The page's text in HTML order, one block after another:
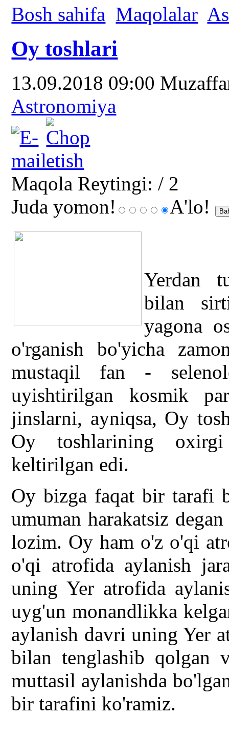
Bosh sahifa Maqolalar
Oy toshlari
13.09.2018 09:00
Astronomiya
Maqola Reytingi: / 2
Juda yomon!
A'lo!
Yerdan
bilan
yagona
o'rganish bo'yicha
mustaqil fan -
uyishtirilgan kosmik
jinslarni, ayniqsa, Oy
Oy toshlarining
keltirilgan edi.
Oy bizga faqat bir tarafi
umuman harakatsiz
lozim. Oy ham o'z o'qi
o'qi atrofida aylanish
uning Yer atrofida
uyg'un monandlikka
aylanish davri uning Yer
bilan tenglashib qolgan
muttasil aylanishda
bir tarafini ko'ramiz.